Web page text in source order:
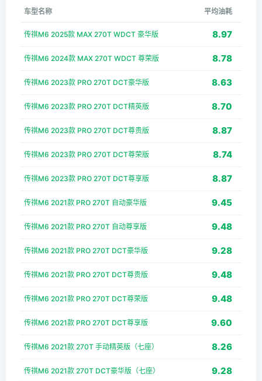
车型名称 平均油耗
传祺M6 2025款 MAX 270T WDCT 豪华版 8.97
传祺M6 2024款 MAX 270T WDCT 尊荣版 8.78
传祺M6 2023款 PRO 270T DCT豪华版 8.63
传祺M6 2023款 PRO 270T DCT精英版 8.70
传祺M6 2023款 PRO 270T DCT尊贵版 8.87
传祺M6 2023款 PRO 270T DCT尊荣版 8.74
传祺M6 2023款 PRO 270T DCT尊享版 8.87
传祺M6 2021款 PRO 270T 自动豪华版 9.45
传祺M6 2021款 PRO 270T 自动尊享版 9.48
传祺M6 2021款 PRO 270T DCT豪华版 9.28
传祺M6 2021款 PRO 270T DCT尊贵版 9.48
传祺M6 2021款 PRO 270T DCT尊荣版 9.48
传祺M6 2021款 PRO 270T DCT尊享版 9.60
传祺M6 2021款 270T 手动精英版（七座） 8.26
传祺M6 2021款 270T DCT豪华版（七座） 9.28